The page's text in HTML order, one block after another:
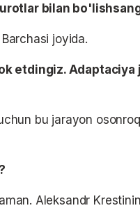
bilan
joyida.
etdingiz. Adaptaciya
bu jarayon
Aleksandr